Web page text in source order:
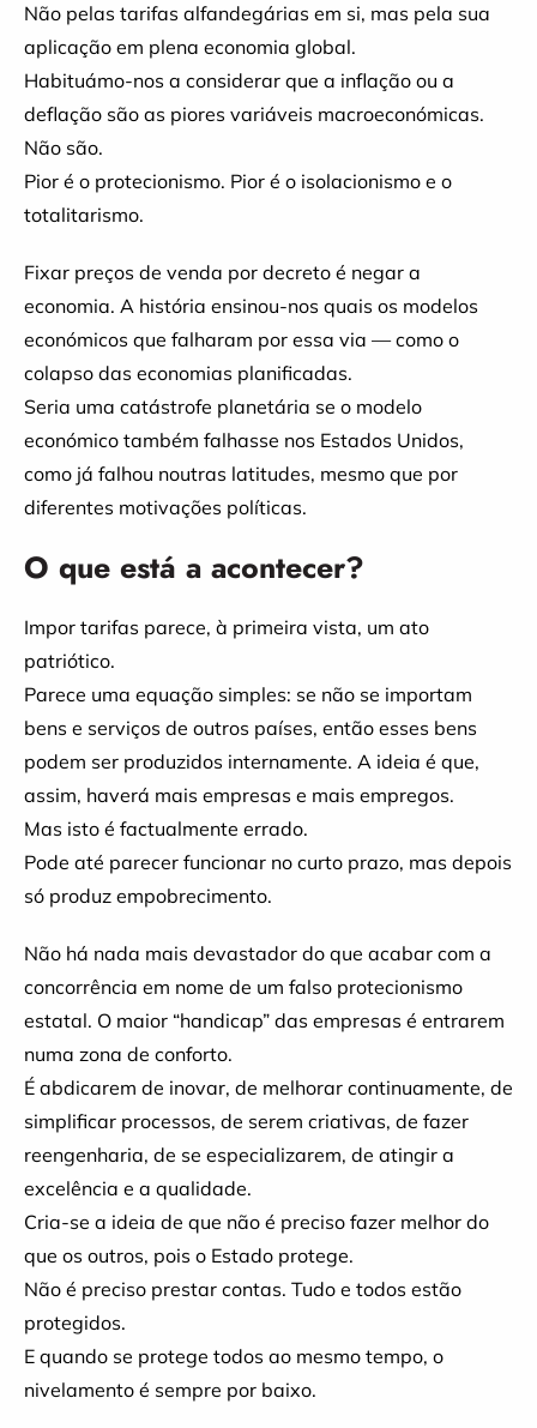
Não pelas tarifas alfandegárias em si, mas pela sua
aplicação em plena economia global.
Habituámo-nos a considerar que a inflação ou a
deflação são as piores variáveis macroeconómicas.
Não são.
Pior é o protecionismo. Pior é o isolacionismo e o
totalitarismo.
Fixar preços de venda por decreto é negar a
economia. A história ensinou-nos quais os modelos
económicos que falharam por essa via — como o
colapso das economias planificadas.
Seria uma catástrofe planetária se o modelo
económico também falhasse nos Estados Unidos,
como já falhou noutras latitudes, mesmo que por
diferentes motivações políticas.
O que está a acontecer?
Impor tarifas parece, à primeira vista, um ato
patriótico.
Parece uma equação simples: se não se importam
bens e serviços de outros países, então esses bens
podem ser produzidos internamente. A ideia é que,
assim, haverá mais empresas e mais empregos.
Mas isto é factualmente errado.
Pode até parecer funcionar no curto prazo, mas depois
só produz empobrecimento.
Não há nada mais devastador do que acabar com a
concorrência em nome de um falso protecionismo
estatal. O maior “handicap” das empresas é entrarem
numa zona de conforto.
É abdicarem de inovar, de melhorar continuamente, de
simplificar processos, de serem criativas, de fazer
reengenharia, de se especializarem, de atingir a
excelência e a qualidade.
Cria-se a ideia de que não é preciso fazer melhor do
que os outros, pois o Estado protege.
Não é preciso prestar contas. Tudo e todos estão
protegidos.
E quando se protege todos ao mesmo tempo, o
nivelamento é sempre por baixo.